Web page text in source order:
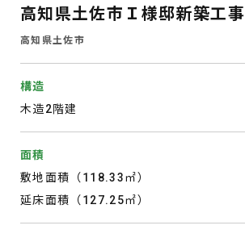
高知県土佐市Ｉ様邸新築工事
高知県土佐市
構造
木造2階建
面積
敷地面積（118.33㎡）
延床面積（127.25㎡）